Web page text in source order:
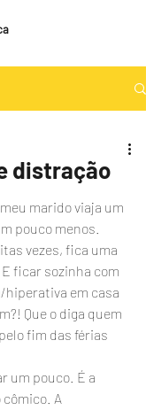
distração
marido viaja um
pouco menos.
vezes, fica uma
ficar sozinha com
em casa
Que o diga quem
fim das férias
um pouco. É a
A